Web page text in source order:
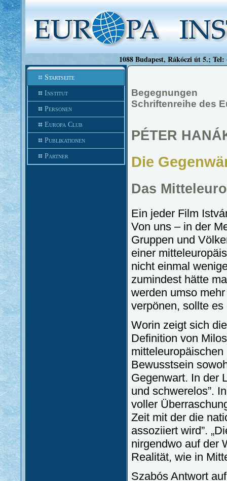
1088 Budapest, Rákóczi út 5.;
Startseite
Institut
Personen
Europa Club
Publikationen
Partner
Begegnungen
Schriftenreihe des
PÉTER
Die
Das
Ein jeder Film
Von uns – in der
Gruppen und
einer
nicht einmal
zumindest hätte
werden umso
verpönen, sollte es
Worin zeigt sich
Definition von
Bewusstsein
Gegenwart. In der
und schwerelos”.
voller
Zeit mit der die
assoziiert wird”.
nirgendwo auf der
Realität, wie in
Szabós Antwort